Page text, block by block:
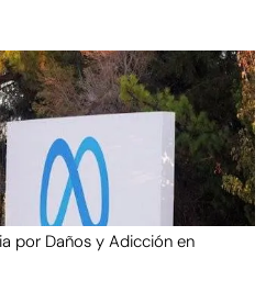
por Daños y Adicción en